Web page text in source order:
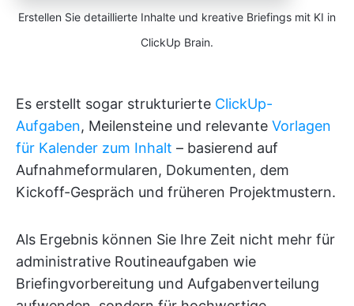
Erstellen Sie detaillierte Inhalte und kreative Briefings mit KI in
ClickUp Brain.
Es erstellt sogar strukturierte ClickUp-
Aufgaben, Meilensteine und relevante Vorlagen
für Kalender zum Inhalt – basierend auf
Aufnahmeformularen, Dokumenten, dem
Kickoff-Gespräch und früheren Projektmustern.
Als Ergebnis können Sie Ihre Zeit nicht mehr für
administrative Routineaufgaben wie
Briefingvorbereitung und Aufgabenverteilung